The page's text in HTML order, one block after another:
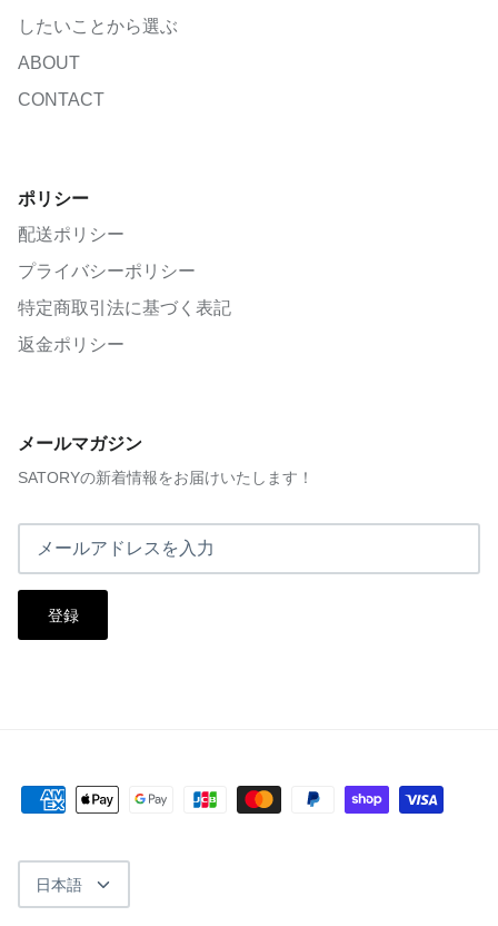
したいことから選ぶ
ABOUT
CONTACT
ポリシー
配送ポリシー
プライバシーポリシー
特定商取引法に基づく表記
返金ポリシー
メールマガジン
SATORYの新着情報をお届けいたします！
登録
言
語
日本語